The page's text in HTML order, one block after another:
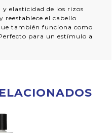
elasticidad de los rizos
reestablece el cabello
también funciona como
para un estímulo a